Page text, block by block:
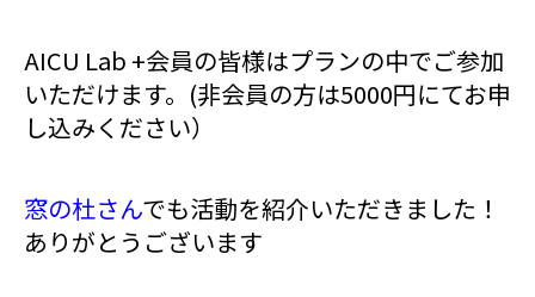
AICU Lab +会員の皆様はプランの中でご参加
いただけます。(非会員の方は5000円にてお申
し込みください）
窓の杜さんでも活動を紹介いただきました！
ありがとうございます